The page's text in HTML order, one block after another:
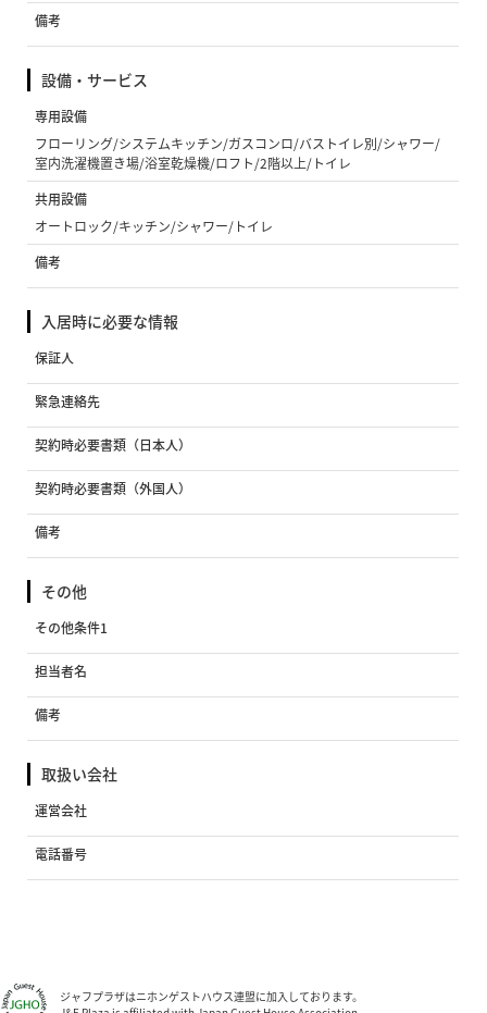
備考
設備・サービス
専用設備
フローリング/システムキッチン/ガスコンロ/バストイレ別/シャワー/
室内洗濯機置き場/浴室乾燥機/ロフト/2階以上/トイレ
共用設備
オートロック/キッチン/シャワー/トイレ
備考
入居時に必要な情報
保証人
緊急連絡先
契約時必要書類（日本人）
契約時必要書類（外国人）
備考
その他
その他条件1
担当者名
備考
取扱い会社
運営会社
電話番号
ジャフプラザはニホンゲストハウス連盟に加入しております。